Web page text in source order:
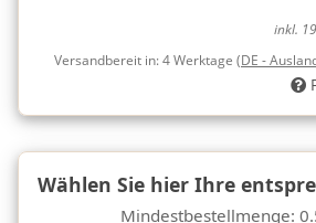
inkl.
Versandbereit in:4 Werktage (DE -
Wählen Sie hier Ihre
Mindestbestellmenge: